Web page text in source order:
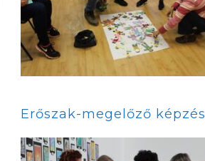
Erőszak-megelőző képzés